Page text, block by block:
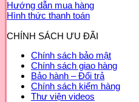
Hướng dẫn mua hàng
Hình thức thanh toán
CHÍNH SÁCH ƯU ĐÃI
Chính sách bảo mật
Chính sách giao hàng
Bảo hành – Đổi trả
Chính sách kiểm hàng
Thư viện videos